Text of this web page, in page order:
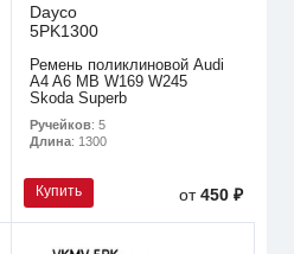
Dayco
5PK1300
Ремень поликлиновой Audi
A4 A6 MB W169 W245
Skoda Superb
Ручейков: 5
Длина: 1300
Купить от450 ₽